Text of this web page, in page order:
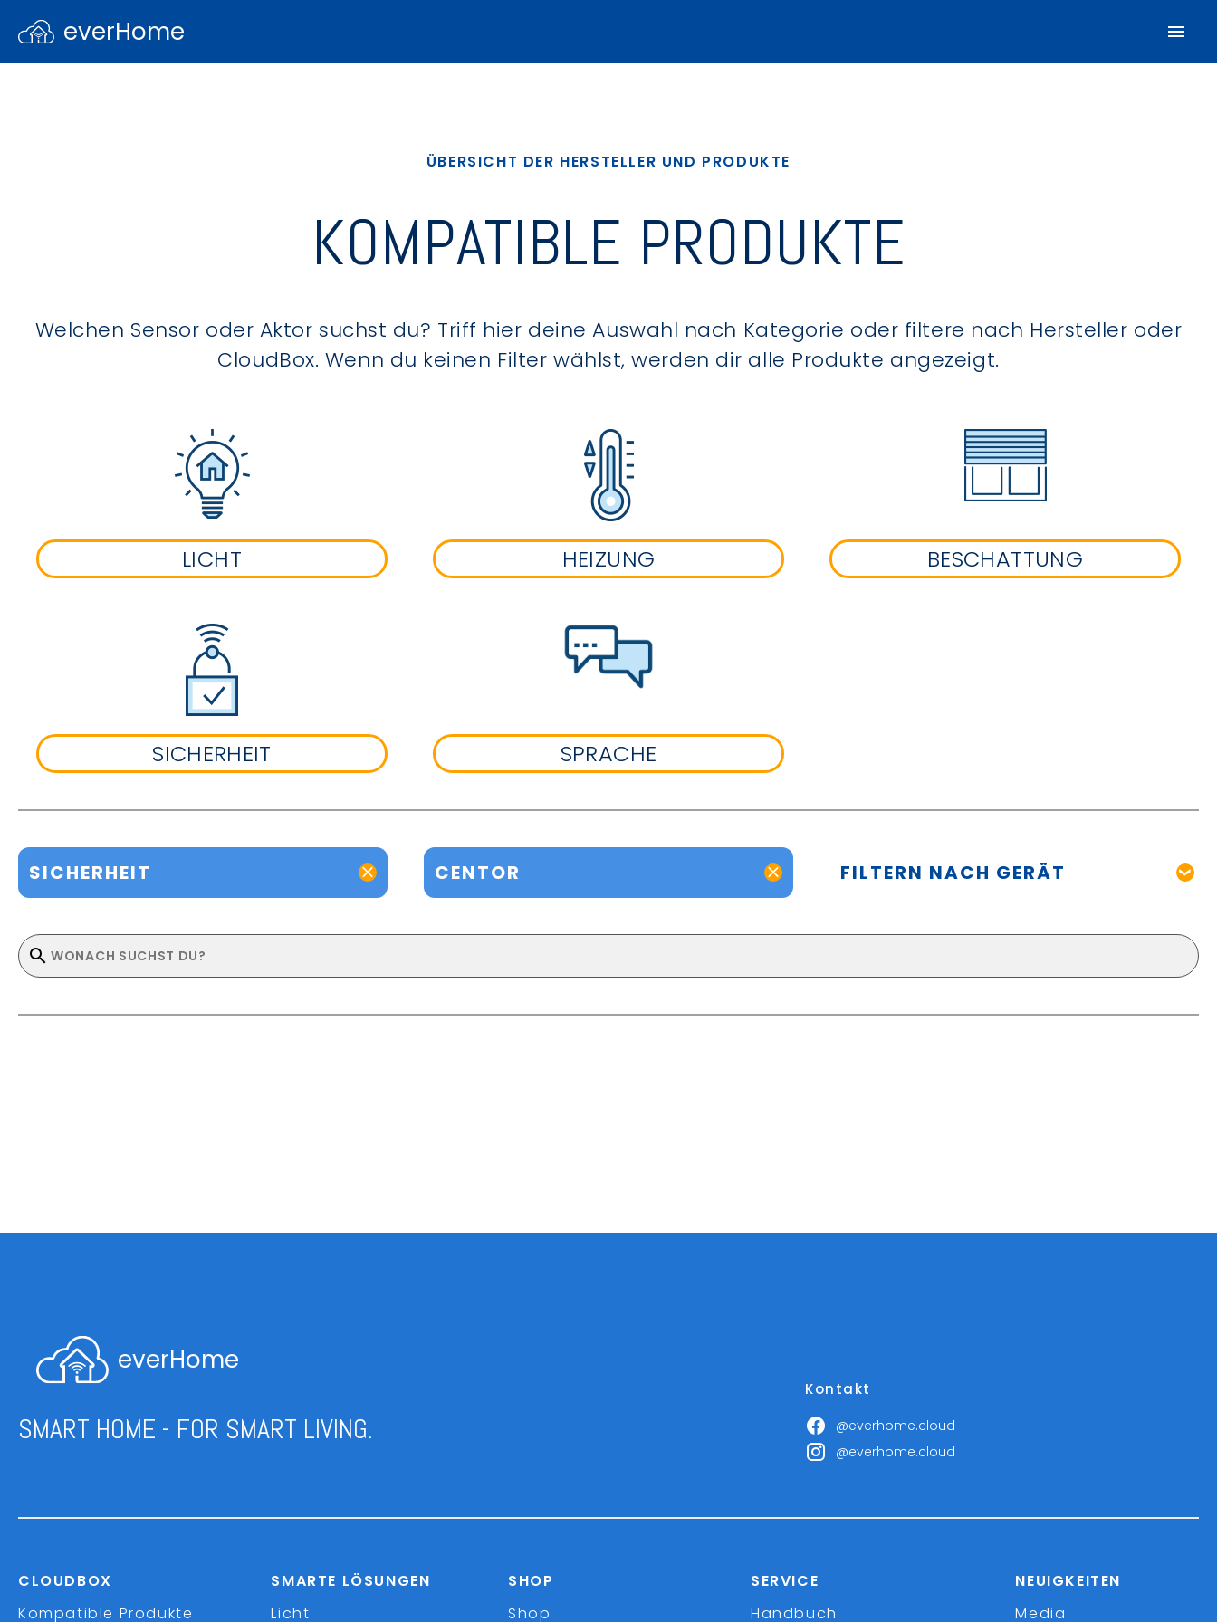
everHome
ÜBERSICHT DER HERSTELLER UND PRODUKTE
KOMPATIBLE PRODUKTE
Welchen Sensor oder Aktor suchst du? Triff hier deine Auswahl nach Kategorie oder filtere nach Hersteller oder
CloudBox. Wenn du keinen Filter wählst, werden dir alle Produkte angezeigt.
LICHT HEIZUNG BESCHATTUNG
SICHERHEIT SPRACHE
SICHERHEIT CENTOR FILTERN NACH GERÄT
everHome
SMART HOME - FOR SMART LIVING.
Kontakt
@everhome.cloud
@everhome.cloud
CLOUDBOX
Kompatible Produkte
SMARTE LÖSUNGEN
Licht
SHOP
Shop
SERVICE
Handbuch
NEUIGKEITEN
Media